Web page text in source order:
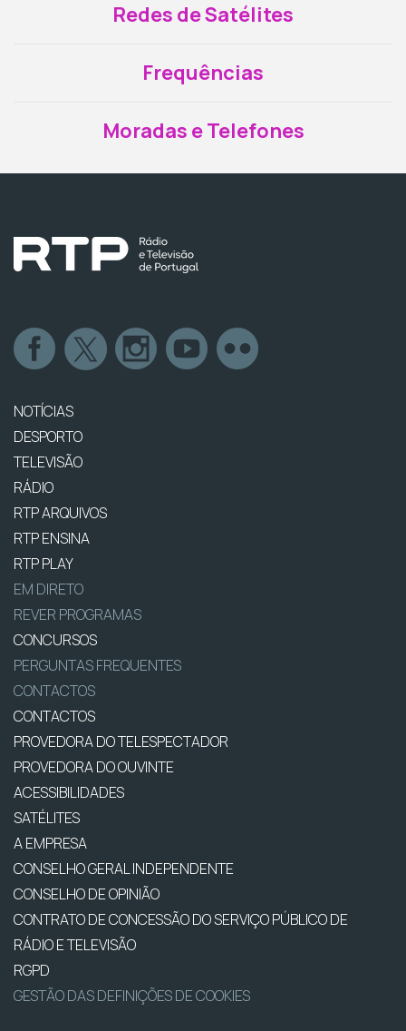
Redes de Satélites
Frequências
Moradas e Telefones
NOTÍCIAS
DESPORTO
TELEVISÃO
RÁDIO
RTP ARQUIVOS
RTP ENSINA
RTP PLAY
EM DIRETO
REVER PROGRAMAS
CONCURSOS
PERGUNTAS FREQUENTES
CONTACTOS
CONTACTOS
PROVEDORA DO TELESPECTADOR
PROVEDORA DO OUVINTE
ACESSIBILIDADES
SATÉLITES
A EMPRESA
CONSELHO GERAL INDEPENDENTE
CONSELHO DE OPINIÃO
CONTRATO DE CONCESSÃO DO SERVIÇO PÚBLICO DE
RÁDIO E TELEVISÃO
RGPD
GESTÃO DAS DEFINIÇÕES DE COOKIES